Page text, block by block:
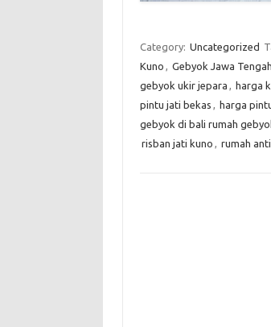
Category: Uncategorized
Kuno , Gebyok Jawa Tengah
gebyok ukir jepara , harga
pintu jati bekas , harga
gebyok di bali rumah
risban jati kuno , rumah